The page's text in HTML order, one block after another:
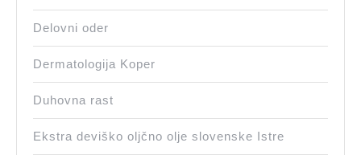
Delovni oder
Dermatologija Koper
Duhovna rast
Ekstra deviško oljčno olje slovenske Istre